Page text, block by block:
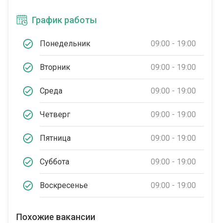
График работы
Понедельник 09:00 - 19:00
Вторник 09:00 - 19:00
Среда 09:00 - 19:00
Четверг 09:00 - 19:00
Пятница 09:00 - 19:00
Суббота 09:00 - 19:00
Воскресенье 09:00 - 19:00
Похожие вакансии